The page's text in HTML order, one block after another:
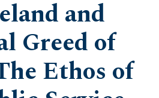
and
Greed of
Ethos of